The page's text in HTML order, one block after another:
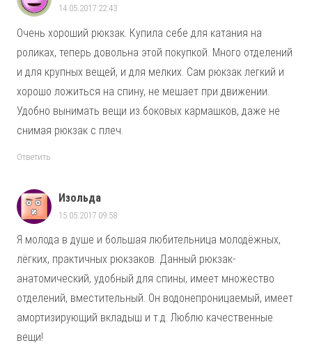
14.05.2017 22:43
Очень хороший рюкзак. Купила себе для катания на
роликах, теперь довольна этой покупкой. Много отделений
и для крупных вещей, и для мелких. Сам рюкзак легкий и
хорошо ложиться на спину, не мешает при движении.
Удобно вынимать вещи из боковых кармашков, даже не
снимая рюкзак с плеч.
Ответить
Изольда
15.05.2017 09:58
Я молода в душе и большая любительница молодёжных,
лёгких, практичных рюкзаков. Данный рюкзак-
анатомический, удобный для спины, имеет множество
отделений, вместительный. Он водонепроницаемый, имеет
амортизирующий вкладыш и т.д. Люблю качественные
вещи!